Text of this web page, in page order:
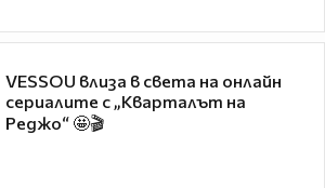
VESSOU влиза в света на онлайн
сериалите с „Кварталът на
Реджо“ 🤩🎬